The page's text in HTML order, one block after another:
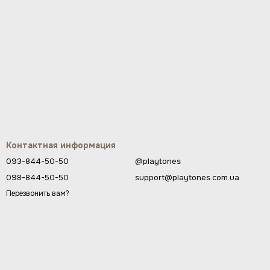
Контактная информация
093-844-50-50
098-844-50-50
Перезвонить вам?
@playtones
support@playtones.com.ua